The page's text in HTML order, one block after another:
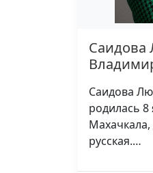
Саидова
родилась 8
русская.…